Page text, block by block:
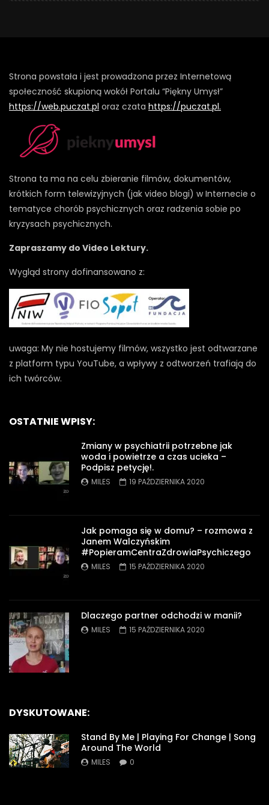
Strona powstała i jest prowadzona przez Internetową
społeczność skupioną wokół Portalu “Piękny Umysł”
https://web.puczat.pl oraz czata https://puczat.pl.
Strona ta ma na celu zbieranie filmów, dokumentów,
krótkich form telewizyjnych (jak video blogi) w Internecie o
tematyce chorób psychicznych oraz radzenia sobie po
kryzysach psychicznych.
Zapraszamy do Video Lektury.
Wygląd strony dofinansowano z:
uwaga: My nie hostujemy filmów, wszystko jest odtwarzane
z platform typu YouTube, a wpływy z odtworzeń trafiają do
ich twórców.
OSTATNIE WPISY:
Zmiany w psychiatrii potrzebne jak
woda i powietrze a czas ucieka –
Podpisz petycję!.
MILES 19 PAŹDZIERNIKA 2020
Jak pomaga się w domu? – rozmowa z
Janem Walczyńskim
#PopieramCentraZdrowiaPsychiczego
MILES 15 PAŹDZIERNIKA 2020
Dlaczego partner odchodzi w manii?
MILES 15 PAŹDZIERNIKA 2020
DYSKUTOWANE:
Stand By Me | Playing For Change | Song
Around The World
MILES 0